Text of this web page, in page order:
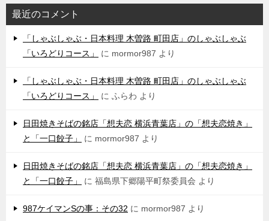
最近のコメント
「しゃぶしゃぶ・日本料理 木曽路 町田店」のしゃぶしゃぶ
「いろどりコース」
に mormor987 より
「しゃぶしゃぶ・日本料理 木曽路 町田店」のしゃぶしゃぶ
「いろどりコース」
に ふらわ より
日田焼きそばの銘店「想夫恋 横浜青葉店」の「想夫恋焼き」
と「一口餃子」
に mormor987 より
日田焼きそばの銘店「想夫恋 横浜青葉店」の「想夫恋焼き」
と「一口餃子」
に 福島県下郷陽平町祭委員会 より
987ケイマンSの事：その32 に mormor987 より